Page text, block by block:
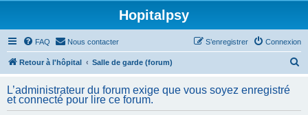
Hopitalpsy
FAQ Nous contacter Connexion
S’enregistrer
Retour à l'hôpital Salle de garde (forum)
h
L’administrateur du forum exige que vous soyez enregistré
et connecté pour lire ce forum.